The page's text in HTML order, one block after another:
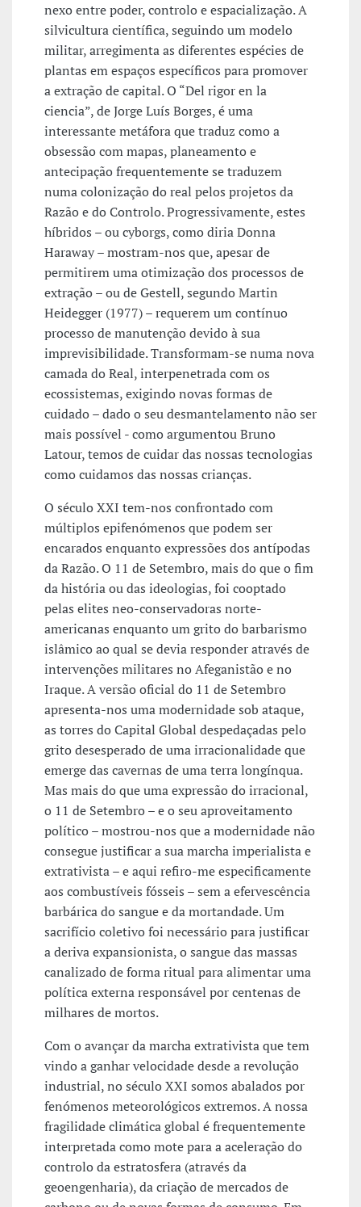
nexo entre poder, controlo e espacialização. A
silvicultura científica, seguindo um modelo
militar, arregimenta as diferentes espécies de
plantas em espaços específicos para promover
a extração de capital. O “Del rigor en la
ciencia”, de Jorge Luís Borges, é uma
interessante metáfora que traduz como a
obsessão com mapas, planeamento e
antecipação frequentemente se traduzem
numa colonização do real pelos projetos da
Razão e do Controlo. Progressivamente, estes
híbridos – ou cyborgs, como diria Donna
Haraway – mostram-nos que, apesar de
permitirem uma otimização dos processos de
extração – ou de Gestell, segundo Martin
Heidegger (1977) – requerem um contínuo
processo de manutenção devido à sua
imprevisibilidade. Transformam-se numa nova
camada do Real, interpenetrada com os
ecossistemas, exigindo novas formas de
cuidado – dado o seu desmantelamento não ser
mais possível - como argumentou Bruno
Latour, temos de cuidar das nossas tecnologias
como cuidamos das nossas crianças.
O século XXI tem-nos confrontado com
múltiplos epifenómenos que podem ser
encarados enquanto expressões dos antípodas
da Razão. O 11 de Setembro, mais do que o fim
da história ou das ideologias, foi cooptado
pelas elites neo-conservadoras norte-
americanas enquanto um grito do barbarismo
islâmico ao qual se devia responder através de
intervenções militares no Afeganistão e no
Iraque. A versão oficial do 11 de Setembro
apresenta-nos uma modernidade sob ataque,
as torres do Capital Global despedaçadas pelo
grito desesperado de uma irracionalidade que
emerge das cavernas de uma terra longínqua.
Mas mais do que uma expressão do irracional,
o 11 de Setembro – e o seu aproveitamento
político – mostrou-nos que a modernidade não
consegue justificar a sua marcha imperialista e
extrativista – e aqui refiro-me especificamente
aos combustíveis fósseis – sem a efervescência
barbárica do sangue e da mortandade. Um
sacrifício coletivo foi necessário para justificar
a deriva expansionista, o sangue das massas
canalizado de forma ritual para alimentar uma
política externa responsável por centenas de
milhares de mortos.
Com o avançar da marcha extrativista que tem
vindo a ganhar velocidade desde a revolução
industrial, no século XXI somos abalados por
fenómenos meteorológicos extremos. A nossa
fragilidade climática global é frequentemente
interpretada como mote para a aceleração do
controlo da estratosfera (através da
geoengenharia), da criação de mercados de